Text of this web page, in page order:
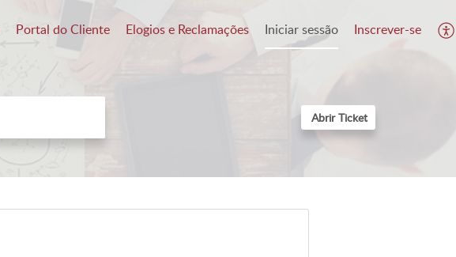
Portal do Cliente Elogios e Reclamações Iniciar sessão Inscrever-se
Abrir Ticket